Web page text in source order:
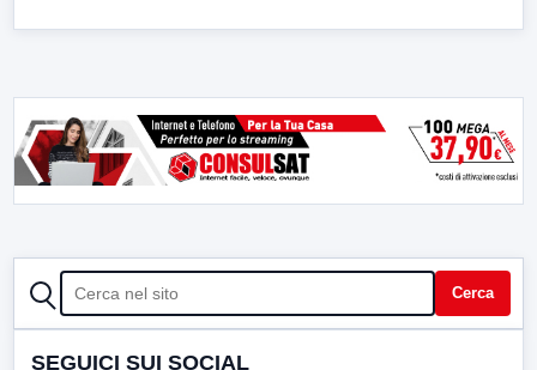
CERCA Cerca
SEGUICI SUI SOCIAL